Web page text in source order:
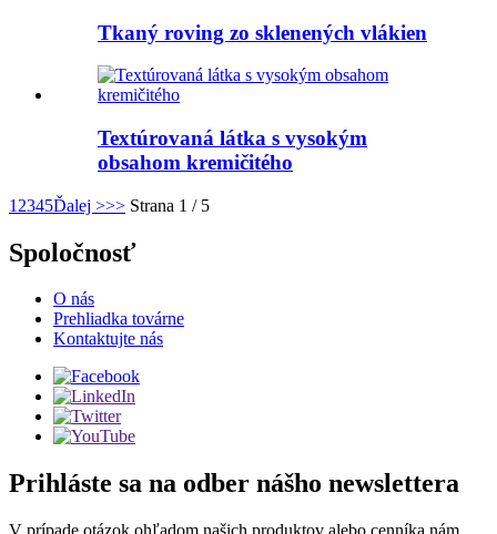
Tkaný roving zo sklenených vlákien
Textúrovaná látka s vysokým
obsahom kremičitého
1 2345Ďalej >>> Strana 1 / 5
Spoločnosť
O nás
Prehliadka továrne
Kontaktujte nás
Prihláste sa na odber nášho newslettera